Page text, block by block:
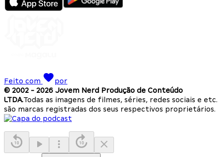
Feito com
por
© 2002 - 2026 Jovem Nerd Produção de Conteúdo
LTDA.Todas as imagens de filmes, séries, redes sociais e etc.
são marcas registradas dos seus respectivos proprietários.